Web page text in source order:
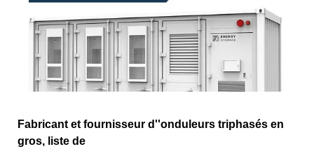
Fabricant et fournisseur d''onduleurs triphasés en
gros, liste de